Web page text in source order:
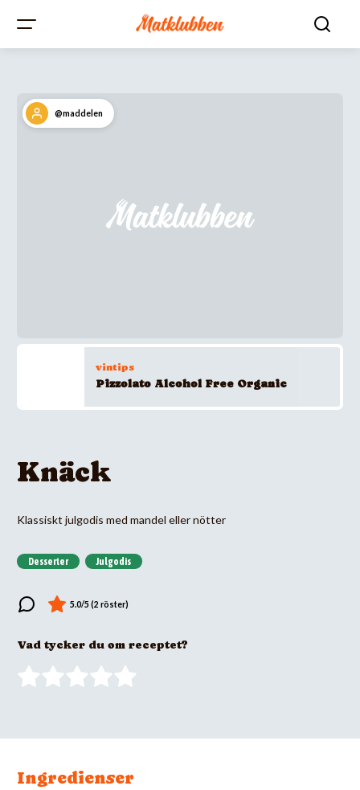
@maddelen
vintips
Pizzolato Alcohol Free Organic
Knäck
Klassiskt julgodis med mandel eller nötter
Desserter Julgodis
Vad tycker du om receptet?
Ingredienser